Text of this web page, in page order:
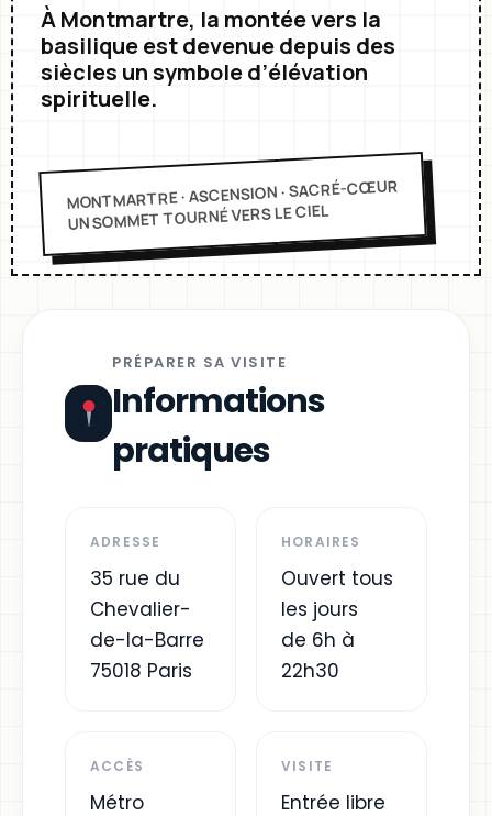
À Montmartre, la montée vers la
basilique est devenue depuis des
siècles un symbole d’élévation
spirituelle.
MONTMARTRE · ASCENSION · SACRÉ-CŒUR
UN SOMMET TOURNÉ VERS LE CIEL
PRÉPARER SA VISITE
Informations
pratiques
ADRESSE
35 rue du
Chevalier-
de-la-Barre
75018 Paris
HORAIRES
Ouvert tous
les jours
de 6h à
22h30
ACCÈS
Métro
VISITE
Entrée libre